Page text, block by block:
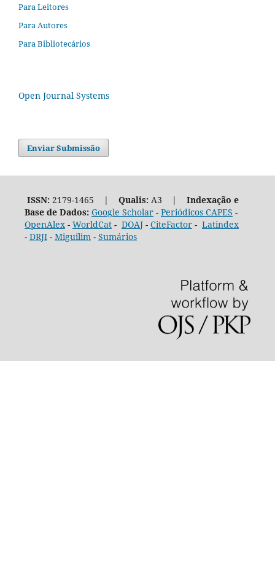
Para Leitores
Para Autores
Para Bibliotecários
Open Journal Systems
Enviar Submissão
ISSN:2179-1465 | Qualis:A3 | Indexação e
Base de Dados: Google Scholar- Periódicos CAPES -
OpenAlex- WorldCat- DOAJ- CiteFactor- Latindex
- DRJI- Miguilim - Sumários